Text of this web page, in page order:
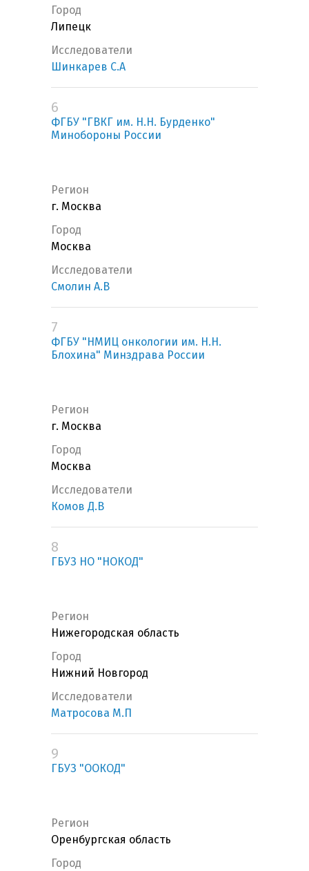
Город
Липецк
Исследователи
Шинкарев С.А
6
ФГБУ "ГВКГ им. Н.Н. Бурденко"
Минобороны России
Регион
г. Москва
Город
Москва
Исследователи
Смолин А.В
7
ФГБУ "НМИЦ онкологии им. Н.Н.
Блохина" Минздрава России
Регион
г. Москва
Город
Москва
Исследователи
Комов Д.В
8
ГБУЗ НО "НОКОД"
Регион
Нижегородская область
Город
Нижний Новгород
Исследователи
Матросова М.П
9
ГБУЗ "ООКОД"
Регион
Оренбургская область
Город